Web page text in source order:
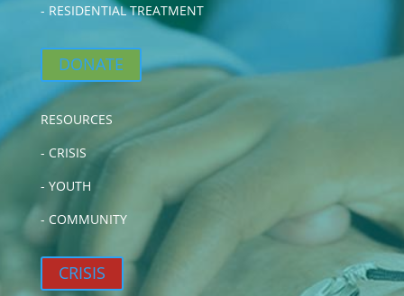
- RESIDENTIAL TREATMENT
DONATE
RESOURCES
- CRISIS
- YOUTH
- COMMUNITY
CRISIS